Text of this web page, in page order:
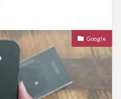
Google